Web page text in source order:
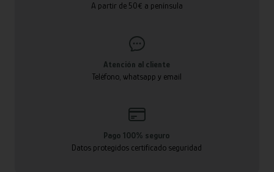
A partir de 50€ a península
Atención al cliente
Teléfono, whatsapp y email
Pago 100% seguro
Datos protegidos certificado seguridad